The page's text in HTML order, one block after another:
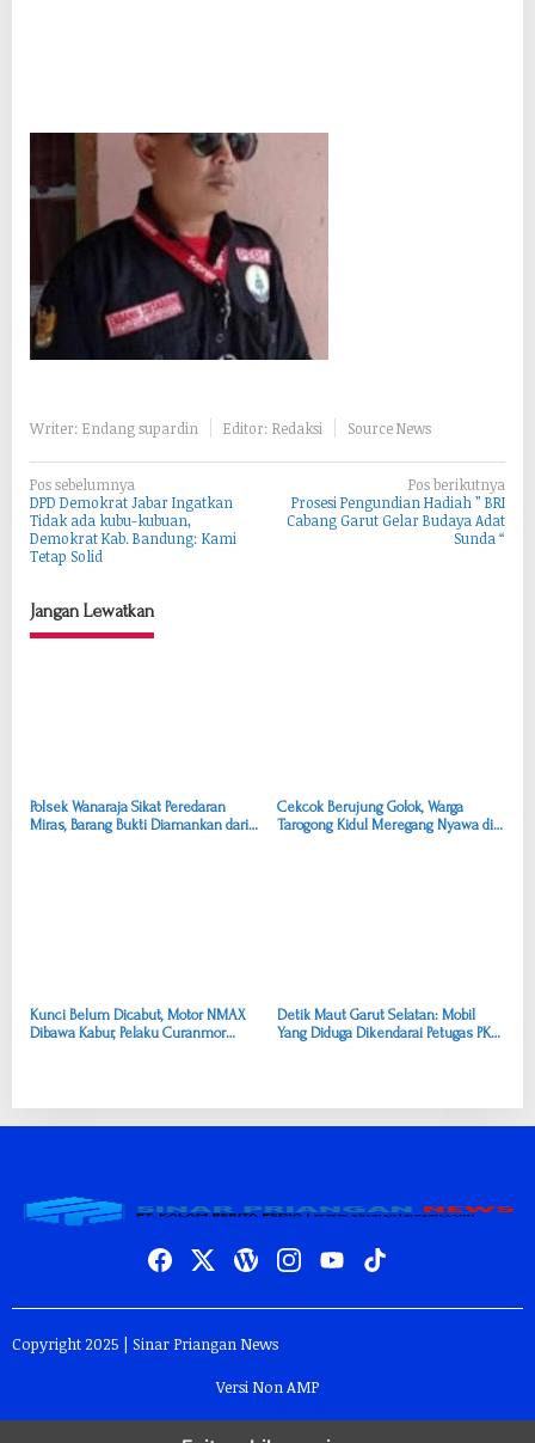
Writer: Endang supardin Editor: Redaksi Source News
N
a
v
g
a
s
Pos sebelumnya
DPD Demokrat Jabar Ingatkan
Tidak ada kubu-kubuan,
Demokrat Kab. Bandung: Kami
Tetap Solid
Pos berikutnya
Prosesi Pengundian Hadiah ” BRI
Cabang Garut Gelar Budaya Adat
Sunda “
Jangan Lewatkan
Polsek Wanaraja Sikat Peredaran
Miras, Barang Bukti Diamankan dari
Cekcok Berujung Golok, Warga
Tarogong Kidul Meregang Nyawa di
Kunci Belum Dicabut, Motor NMAX
Dibawa Kabur, Pelaku Curanmor
Detik Maut Garut Selatan: Mobil
Yang Diduga Dikendarai Petugas PKH
Copyright 2025 | Sinar Priangan News
Versi Non AMP